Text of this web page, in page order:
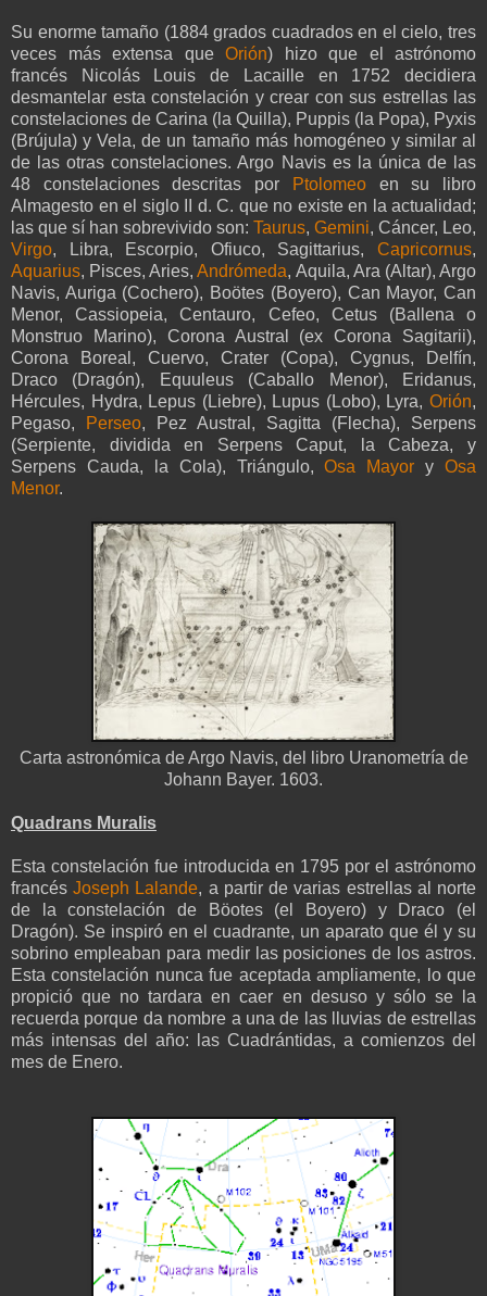
Su enorme tamaño (1884 grados cuadrados en el cielo, tres
veces más extensa que Orión) hizo que el astrónomo
francés Nicolás Louis de Lacaille en 1752 decidiera
desmantelar esta constelación y crear con sus estrellas las
constelaciones de Carina (la Quilla), Puppis (la Popa), Pyxis
(Brújula) y Vela, de un tamaño más homogéneo y similar al
de las otras constelaciones. Argo Navis es la única de las
48 constelaciones descritas por
Ptolomeoen su libro
Almagesto en el siglo II d. C. que no existe en la actualidad;
las que sí han sobrevivido son: Taurus, Gemini, Cáncer, Leo,
Virgo, Libra, Escorpio, Ofiuco, Sagittarius, Capricornus,
Aquarius, Pisces, Aries,Andrómeda, Aquila, Ara (Altar), Argo
Navis, Auriga (Cochero), Boötes (Boyero), Can Mayor, Can
Menor, Cassiopeia, Centauro, Cefeo, Cetus (Ballena o
Monstruo Marino), Corona Austral (ex Corona Sagitarii),
Corona Boreal, Cuervo, Crater (Copa), Cygnus, Delfín,
Draco (Dragón), Equuleus (Caballo Menor), Eridanus,
Hércules, Hydra, Lepus (Liebre), Lupus (Lobo), Lyra, Orión,
Pegaso,
Perseo, Pez Austral, Sagitta (Flecha), Serpens
(Serpiente, dividida en Serpens Caput, la Cabeza, y
Serpens Cauda, la Cola), Triángulo,Osa Mayor y Osa
Menor.
Carta astronómica de Argo Navis, del libro Uranometría de
Johann Bayer. 1603.
Quadrans Muralis
Esta constelación fue introducida en 1795 por el astrónomo
francésJoseph Lalande, a partir de varias estrellas al norte
de la constelación de Böotes (el Boyero) y Draco (el
Dragón). Se inspiró en el cuadrante, un aparato que él y su
sobrino empleaban para medir las posiciones de los astros.
Esta constelación nunca fue aceptada ampliamente, lo que
propició que no tardara en caer en desuso y sólo se la
recuerda porque da nombre a una de las lluvias de estrellas
más intensas del año: las Cuadrántidas, a comienzos del
mes de Enero.